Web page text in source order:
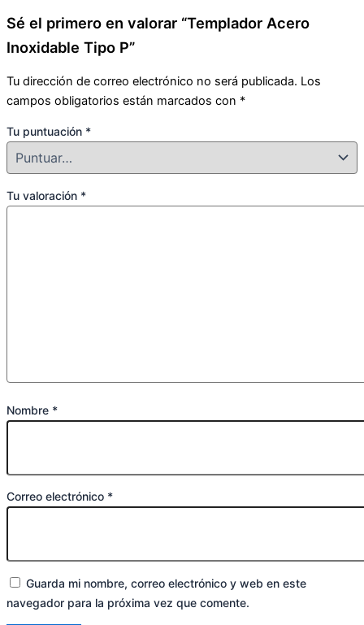
Sé el primero en valorar “Templador Acero
Inoxidable Tipo P”
Tu dirección de correo electrónico no será publicada. Los
campos obligatorios están marcados con *
Tu puntuación *
Tu valoración *
Nombre *
Correo electrónico *
Guarda mi nombre, correo electrónico y web en este
navegador para la próxima vez que comente.